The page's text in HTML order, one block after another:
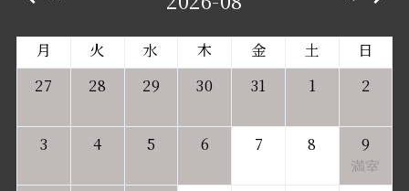
月 火 水 木 金 土
日
27
28 29 30 31 1 2
3 4 5 6 7 8 9
満室